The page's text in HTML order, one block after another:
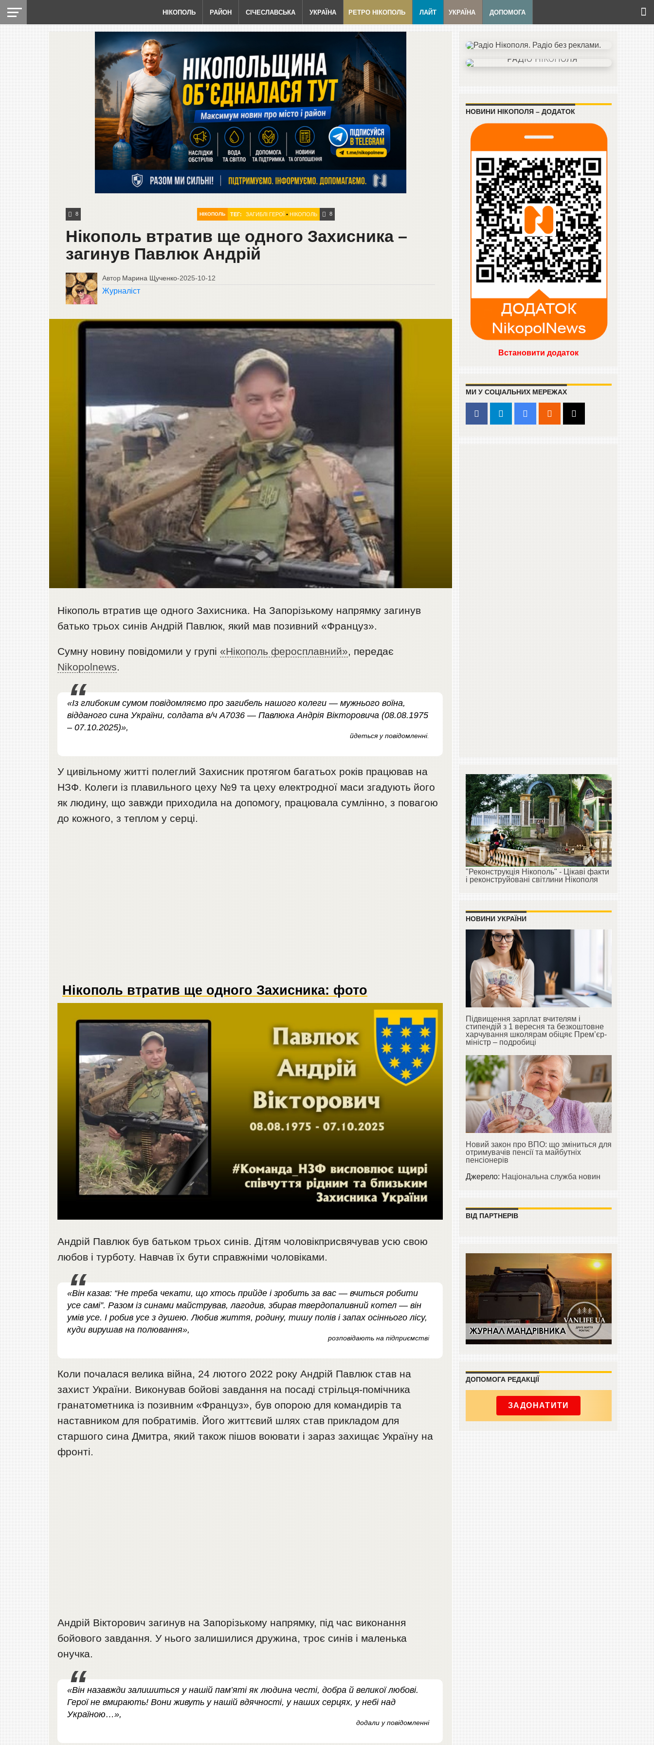
НІКОПОЛЬ РАЙОН СІЧЕСЛАВСЬКА УКРАЇНА РЕТРО НІКОПОЛЬ ЛАЙТ УКРАЇНА ДОПОМОГА
8 НІКОПОЛЬ ТЕГ: ЗАГИБЛІ ГЕРОЇ • НІКОПОЛЬ 8
Нікополь втратив ще одного Захисника –
загинув Павлюк Андрій
Автор Марина Щученко-2025-10-12
Журналіст
Нікополь втратив ще одного Захисника. На Запорізькому напрямку загинув
батько трьох синів Андрій Павлюк, який мав позивний «Француз».
Сумну новину повідомили у групі«Нікополь феросплавний», передає
Nikopolnews.
«Із глибоким сумом повідомляємо про загибель нашого колеги — мужнього воїна,
відданого сина України, солдата в/ч А7036 — Павлюка Андрія Вікторовича (08.08.1975
– 07.10.2025)»,
йдеться у повідомленні.
У цивільному житті полеглий Захисник протягом багатьох років працював на
НЗФ. Колеги із плавильного цеху №9 та цеху електродної маси згадують його
як людину, що завжди приходила на допомогу, працювала сумлінно, з повагою
до кожного, з теплом у серці.
Нікополь втратив ще одного Захисника: фото
Андрій Павлюк був батьком трьох синів. Дітям чоловікприсвячував усю свою
любов і турботу. Навчав їх бути справжніми чоловіками.
«Він казав: “Не треба чекати, що хтось прийде і зробить за вас — вчиться робити
усе самі”. Разом із синами майстрував, лагодив, збирав твердопаливний котел — він
умів усе. І робив усе з душею. Любив життя, родину, тишу полів і запах осіннього лісу,
куди вирушав на полювання»,
розповідають на підприємстві
Коли почалася велика війна, 24 лютого 2022 року Андрій Павлюк став на
захист України. Виконував бойові завдання на посаді стрільця-помічника
гранатометника із позивним «Француз», був опорою для командирів та
наставником для побратимів. Його життєвий шлях став прикладом для
старшого сина Дмитра, який також пішов воювати і зараз захищає Україну на
фронті.
Андрій Вікторович загинув на Запорізькому напрямку, під час виконання
бойового завдання. У нього залишилися дружина, троє синів і маленька
онучка.
«Він назавжди залишиться у нашій пам’яті як людина честі, добра й великої любові.
Герої не вмирають! Вони живуть у нашій вдячності, у наших серцях, у небі над
Україною…»,
додали у повідомленні
НОВИНИ НІКОПОЛЯ – ДОДАТОК
Встановити додаток
МИ У СОЦІАЛЬНИХ МЕРЕЖАХ
"Реконструкція Нікополь" - Цікаві факти
і реконструйовані світлини Нікополя
НОВИНИ УКРАЇНИ
Підвищення зарплат вчителям і
стипендій з 1 вересня та безкоштовне
харчування школярам обіцяє Прем’єр-
міністр – подробиці
Новий закон про ВПО: що зміниться для
отримувачів пенсії та майбутніх
пенсіонерів
Джерело:Національна служба новин
ВІД ПАРТНЕРІВ
ДОПОМОГА РЕДАКЦІЇ
ЗАДОНАТИТИ